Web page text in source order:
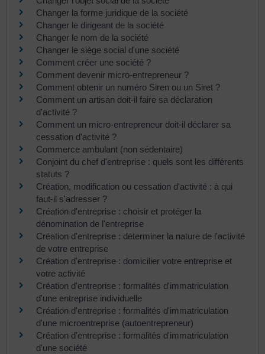
Changer la forme juridique de la société
Changer le dirigeant de la société
Changer le nom de la société
Changer le siège social d'une société
Comment créer une société ?
Comment devenir micro-entrepreneur ?
Comment obtenir un numéro Siren ou un Siret ?
Comment un artisan doit-il faire sa déclaration
d'activité ?
Comment un micro-entrepreneur doit-il déclarer sa
cessation d'activité ?
Commerce ambulant (non sédentaire)
Conjoint du chef d'entreprise : quels sont les différents
statuts ?
Création, modification ou cessation d'activité : à qui
faut-il s'adresser ?
Création d'entreprise : choisir et protéger la
dénomination de l'entreprise
Création d'entreprise : déterminer la nature de l'activité
de votre entreprise
Création d'entreprise : domicilier votre entreprise et
votre activité
Création d'entreprise : formalités d'immatriculation
d'une entreprise individuelle
Création d'entreprise : formalités d'immatriculation
d'une microentreprise (autoentrepreneur)
Création d'entreprise : formalités d'immatriculation
d'une société